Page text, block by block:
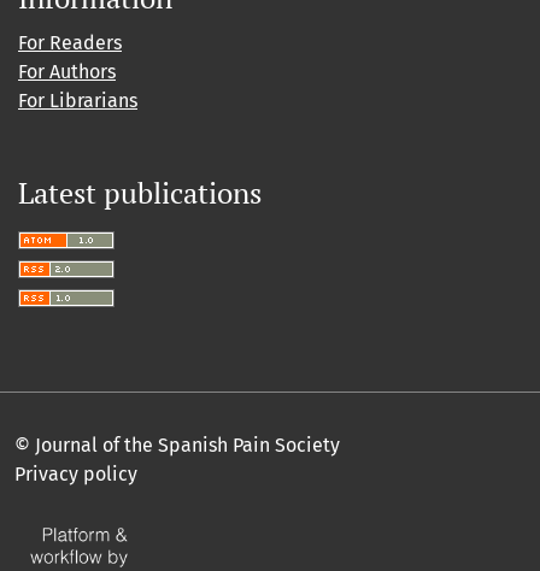
For Readers
For Authors
For Librarians
Latest publications
© Journal of the Spanish Pain Society
Privacy policy